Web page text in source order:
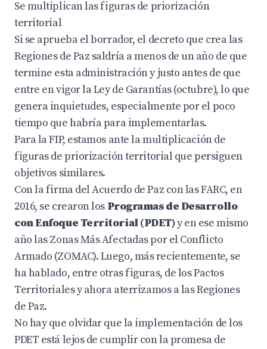
Se multiplican las figuras de priorización
territorial
Si se aprueba el borrador, el decreto que crea las
Regiones de Paz saldría a menos de un año de que
termine esta administración y justo antes de que
entre en vigor la Ley de Garantías (octubre), lo que
genera inquietudes, especialmente por el poco
tiempo que habría para implementarlas.
Para la FIP, estamos ante la multiplicación de
figuras de priorización territorial que persiguen
objetivos similares.
Con la firma del Acuerdo de Paz con las FARC, en
2016, se crearon los Programas de Desarrollo
con Enfoque Territorial (PDET)y en ese mismo
año las Zonas Más Afectadas por el Conflicto
Armado (ZOMAC). Luego, más recientemente, se
ha hablado, entre otras figuras, de los Pactos
Territoriales y ahora aterrizamos a las Regiones
de Paz.
No hay que olvidar que la implementación de los
PDET está lejos de cumplir con la promesa de